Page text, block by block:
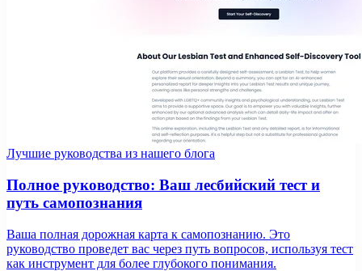
Лучшие руководства из нашего блога
Полное руководство: Ваш лесбийский тест и
путь самопознания
Ваша полная дорожная карта к самопознанию. Это
руководство проведет вас через путь вопросов, используя тест
как инструмент для более глубокого понимания.